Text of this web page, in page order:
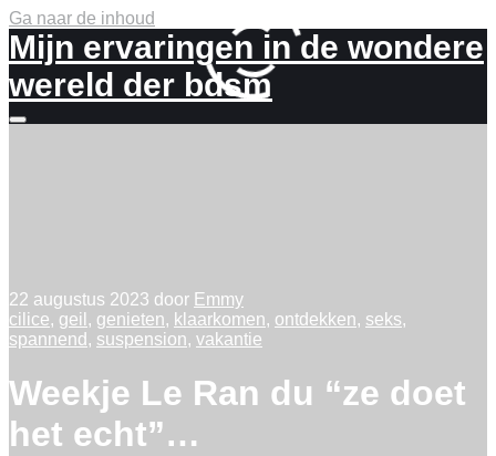
Ga naar de inhoud
Mijn ervaringen in de wondere
wereld der bdsm
Meer
22 augustus 2023 door Emmy
cilice, geil , genieten, klaarkomen, ontdekken, seks,
spannend , suspension, vakantie
Weekje Le Ran du “ze doet
het echt”…